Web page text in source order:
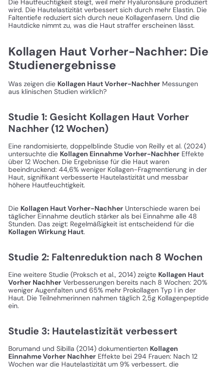
Die Hautfeuchtigkeit steigt, weil mehr Hyaluronsäure produziert
wird. Die Hautelastizität verbessert sich durch mehr Elastin. Die
Faltentiefe reduziert sich durch neue Kollagenfasern. Und die
Hautdicke nimmt zu, was die Haut straffer erscheinen lässt.
Kollagen Haut Vorher-Nachher: Die
Studienergebnisse
Was zeigen die Kollagen Haut Vorher-Nachher Messungen
aus klinischen Studien wirklich?
Studie 1: Gesicht Kollagen Haut Vorher
Nachher (12 Wochen)
Eine randomisierte, doppelblinde Studie von Reilly et al. (2024)
untersuchte die Kollagen Einnahme Vorher-Nachher Effekte
über 12 Wochen. Die Ergebnisse für die Haut waren
beeindruckend: 44,6% weniger Kollagen-Fragmentierung in der
Haut, signifikant verbesserte Hautelastizität und messbar
höhere Hautfeuchtigkeit.
Die Kollagen Haut Vorher-Nachher Unterschiede waren bei
täglicher Einnahme deutlich stärker als bei Einnahme alle 48
Stunden. Das zeigt: Regelmäßigkeit ist entscheidend für die
Kollagen Wirkung Haut.
Studie 2: Faltenreduktion nach 8 Wochen
Eine weitere Studie (Proksch et al., 2014) zeigte Kollagen Haut
Vorher Nachher Verbesserungen bereits nach 8 Wochen: 20%
weniger Augenfalten und 65% mehr Prokollagen Typ I in der
Haut. Die Teilnehmerinnen nahmen täglich 2,5g Kollagenpeptide
ein.
Studie 3: Hautelastizität verbessert
Borumand und Sibilla (2014) dokumentierten Kollagen
Einnahme Vorher Nachher Effekte bei 294 Frauen: Nach 12
Wochen war die Hautelastizität um 9% verbessert, die